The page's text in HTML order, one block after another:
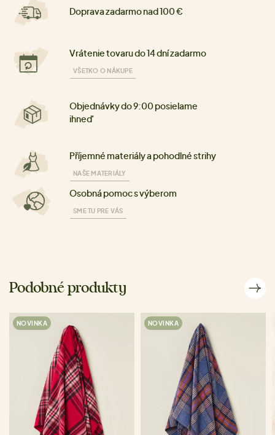
Doprava zadarmo nad 100 €
Vrátenie tovaru do 14 dní zadarmo
VŠETKO O NÁKUPE
Objednávky do 9:00 posielame
ihneď
Příjemné materiály a pohodlné strihy
NAŠE MATERIÁLY
Osobná pomoc s výberom
SME TU PRE VÁS
Podobné produkty
NOVINKA NOVINKA